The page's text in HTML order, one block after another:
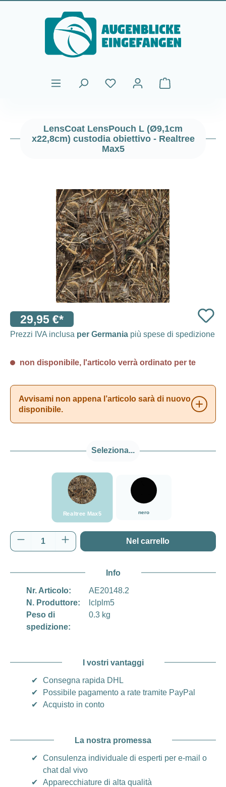
Passa al contenuto principale
Il carrello
LensCoat LensPouch L (Ø9,1cm
x22,8cm) custodia obiettivo - Realtree
Max5
29,95 €*
Prezzi IVA inclusa per Germania più spese di spedizione
non disponibile, l'articolo verrà ordinato per te
Avvisami non appena l’articolo sarà di nuovo
disponibile.
Seleziona...
Realtree Max5
###Realtree Max5###LensCoat
nero
nero
Quantità del prodotto: inserisci la quantità
Nel carrello
Info
Nr. Articolo:
AE20148.2
N. Produttore:
lclplm5
Peso di
spedizione:
0.3 kg
I vostri vantaggi
✔
Consegna rapida DHL
✔
Possibile pagamento a rate tramite PayPal
✔
Acquisto in conto
La nostra promessa
✔
Consulenza individuale di esperti per e-mail o
chat dal vivo
✔
Apparecchiature di alta qualità